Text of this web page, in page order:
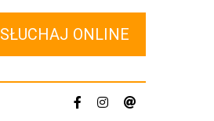
SŁUCHAJ ONLINE